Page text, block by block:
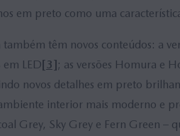
em preto como uma
também têm novos conteúdos: a
em LED[3]; as versões Homura e
novos detalhes em preto
interior mais moderno e
Grey, Sky Grey e Fern Green –